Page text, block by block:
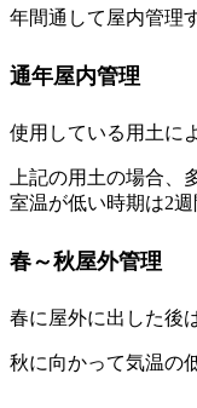
年間通して屋内管理
通年屋内管理
使用している用土に
上記の用土の場合
室温が低い時期は2週
春～秋屋外管理
春に屋外に出した後
秋に向かって気温の